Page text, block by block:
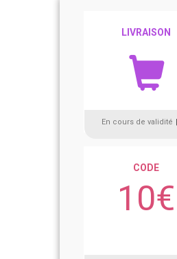
LIVRAISON
En cours de validité
CODE
10€